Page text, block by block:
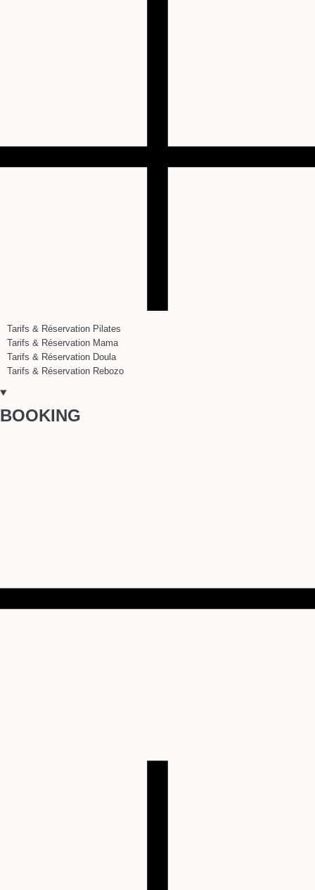
Tarifs & Réservation Pilates
Tarifs & Réservation Mama
Tarifs & Réservation Doula
Tarifs & Réservation Rebozo
BOOKING